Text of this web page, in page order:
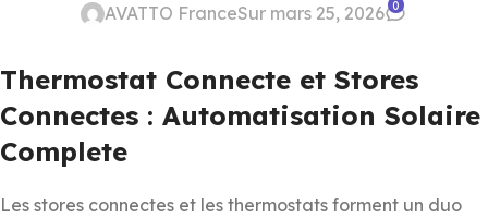
AVATTO FranceSur mars 25, 2026 0
Thermostat Connecte et Stores
Connectes : Automatisation Solaire
Complete
Les stores connectes et les thermostats forment un duo